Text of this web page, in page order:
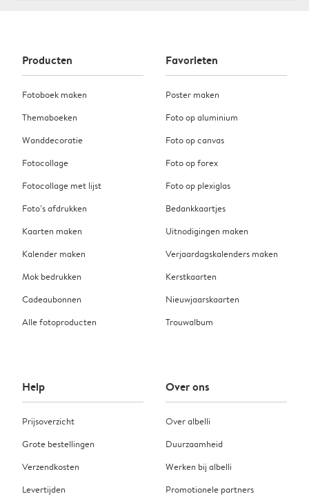
Producten
Fotoboek maken
Themaboeken
Wanddecoratie
Fotocollage
Fotocollage met lijst
Foto’s afdrukken
Kaarten maken
Kalender maken
Mok bedrukken
Cadeaubonnen
Alle fotoproducten
Favorieten
Poster maken
Foto op aluminium
Foto op canvas
Foto op forex
Foto op plexiglas
Bedankkaartjes
Uitnodigingen maken
Verjaardagskalenders maken
Kerstkaarten
Nieuwjaarskaarten
Trouwalbum
Help
Prijsoverzicht
Grote bestellingen
Verzendkosten
Levertijden
Over ons
Over albelli
Duurzaamheid
Werken bij albelli
Promotionele partners